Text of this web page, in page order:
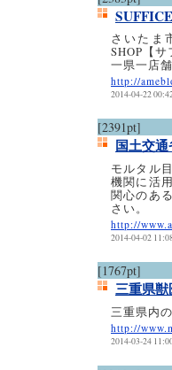
さいたま
SHOP【
一県一店
http://
2014-04-22
[2391pt]
国土交
モルタル
機関に活
関心のあ
さい。
http://
2014-04-02
[1767pt]
三重県
三重県内
http://
2014-03-24